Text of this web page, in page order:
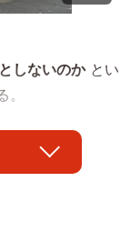
しないのか とい
。
っかけに岐阜
岐阜にはお洒